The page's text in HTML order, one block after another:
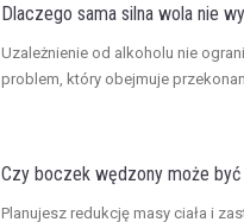
Dlaczego sama silna wola nie
​Uzależnienie od alkoholu nie
problem, który obejmuje
Czy boczek wędzony może
Planujesz redukcję masy ciała i